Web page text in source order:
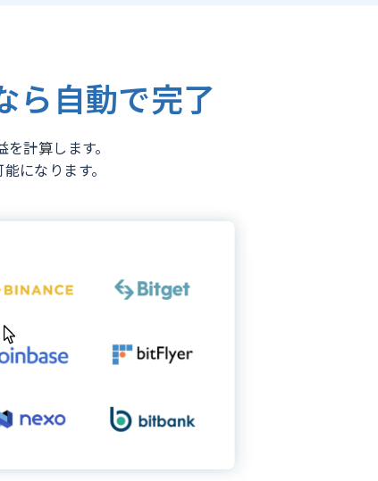
ら自動で完了
計算します。
になります。